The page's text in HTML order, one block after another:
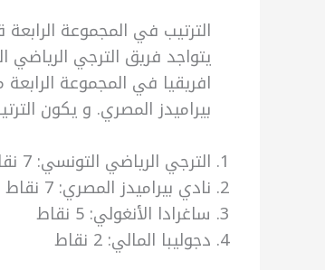
الترتيب في المجموعة
يتواجد فريق الترجي
افريقيا في المجموعة
بيراميدز المصري. و يكون
الترجي الرياضي التونسي: 7 نقاط
نادي بيراميدز المصري: 7 نقاط
ساغرادا الأنغولي: 5 نقاط
دجوليبا المالي: 2 نقاط